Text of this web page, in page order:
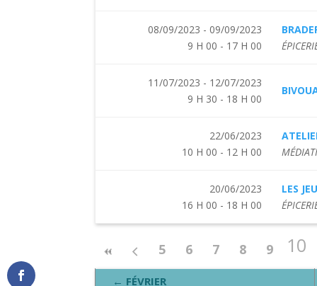
08/09/2023 - 09/09/2023
9 H 00 - 17 H 00
11/07/2023 - 12/07/2023
9 H 30 - 18 H 00
22/06/2023
10 H 00 - 12 H 00
20/06/2023
16 H 00 - 18 H 00
LES
5 6 7 8 9 10
← FÉVRIER